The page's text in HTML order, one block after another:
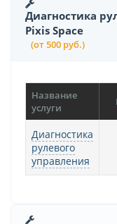
Диагностика
Pixis Space
(от 500 руб.)
Название
услуги
Диагностика
рулевого
управления